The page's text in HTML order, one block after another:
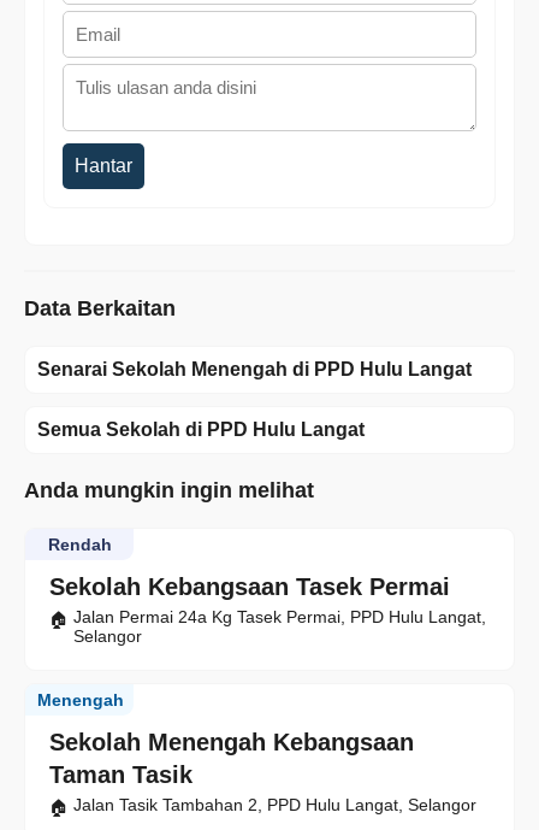
Hantar
Data Berkaitan
Senarai Sekolah Menengah di PPD Hulu Langat
Semua Sekolah di PPD Hulu Langat
Anda mungkin ingin melihat
Sekolah Kebangsaan Tasek Permai
Rendah
Jalan Permai 24a Kg Tasek Permai, PPD Hulu Langat,
Selangor
Sekolah Menengah Kebangsaan
Taman Tasik
Menengah
Jalan Tasik Tambahan 2, PPD Hulu Langat, Selangor